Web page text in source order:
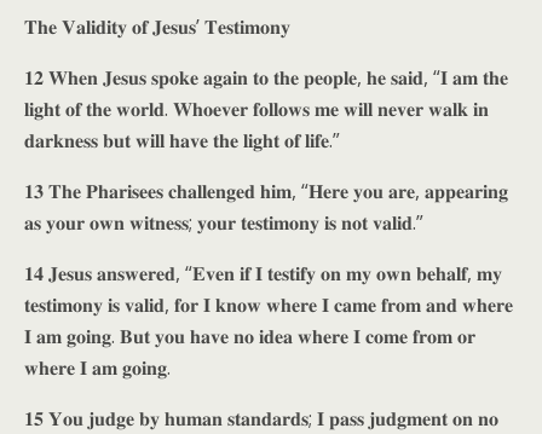
𝐓𝐡𝐞 𝐕𝐚𝐥𝐢𝐝𝐢𝐭𝐲 𝐨𝐟 𝐉𝐞𝐬𝐮𝐬’ 𝐓𝐞𝐬𝐭𝐢𝐦𝐨𝐧𝐲
𝟏𝟐 𝐖𝐡𝐞𝐧 𝐉𝐞𝐬𝐮𝐬 𝐬𝐩𝐨𝐤𝐞 𝐚𝐠𝐚𝐢𝐧 𝐭𝐨 𝐭𝐡𝐞 𝐩𝐞𝐨𝐩𝐥𝐞, 𝐡𝐞 𝐬𝐚𝐢𝐝, “𝐈 𝐚𝐦 𝐭𝐡𝐞
𝐥𝐢𝐠𝐡𝐭 𝐨𝐟 𝐭𝐡𝐞 𝐰𝐨𝐫𝐥𝐝. 𝐖𝐡𝐨𝐞𝐯𝐞𝐫 𝐟𝐨𝐥𝐥𝐨𝐰𝐬 𝐦𝐞 𝐰𝐢𝐥𝐥 𝐧𝐞𝐯𝐞𝐫 𝐰𝐚𝐥𝐤 𝐢𝐧
𝐝𝐚𝐫𝐤𝐧𝐞𝐬𝐬 𝐛𝐮𝐭 𝐰𝐢𝐥𝐥 𝐡𝐚𝐯𝐞 𝐭𝐡𝐞 𝐥𝐢𝐠𝐡𝐭 𝐨𝐟 𝐥𝐢𝐟𝐞.”
𝟏𝟑 𝐓𝐡𝐞 𝐏𝐡𝐚𝐫𝐢𝐬𝐞𝐞𝐬 𝐜𝐡𝐚𝐥𝐥𝐞𝐧𝐠𝐞𝐝 𝐡𝐢𝐦, “𝐇𝐞𝐫𝐞 𝐲𝐨𝐮 𝐚𝐫𝐞, 𝐚𝐩𝐩𝐞𝐚𝐫𝐢𝐧𝐠
𝐚𝐬 𝐲𝐨𝐮𝐫 𝐨𝐰𝐧 𝐰𝐢𝐭𝐧𝐞𝐬𝐬; 𝐲𝐨𝐮𝐫 𝐭𝐞𝐬𝐭𝐢𝐦𝐨𝐧𝐲 𝐢𝐬 𝐧𝐨𝐭 𝐯𝐚𝐥𝐢𝐝.”
𝟏𝟒 𝐉𝐞𝐬𝐮𝐬 𝐚𝐧𝐬𝐰𝐞𝐫𝐞𝐝, “𝐄𝐯𝐞𝐧 𝐢𝐟 𝐈 𝐭𝐞𝐬𝐭𝐢𝐟𝐲 𝐨𝐧 𝐦𝐲 𝐨𝐰𝐧 𝐛𝐞𝐡𝐚𝐥𝐟, 𝐦𝐲
𝐭𝐞𝐬𝐭𝐢𝐦𝐨𝐧𝐲 𝐢𝐬 𝐯𝐚𝐥𝐢𝐝, 𝐟𝐨𝐫 𝐈 𝐤𝐧𝐨𝐰 𝐰𝐡𝐞𝐫𝐞 𝐈 𝐜𝐚𝐦𝐞 𝐟𝐫𝐨𝐦 𝐚𝐧𝐝 𝐰𝐡𝐞𝐫𝐞
𝐈 𝐚𝐦 𝐠𝐨𝐢𝐧𝐠. 𝐁𝐮𝐭 𝐲𝐨𝐮 𝐡𝐚𝐯𝐞 𝐧𝐨 𝐢𝐝𝐞𝐚 𝐰𝐡𝐞𝐫𝐞 𝐈 𝐜𝐨𝐦𝐞 𝐟𝐫𝐨𝐦 𝐨𝐫
𝐰𝐡𝐞𝐫𝐞 𝐈 𝐚𝐦 𝐠𝐨𝐢𝐧𝐠.
𝟏𝟓 𝐘𝐨𝐮 𝐣𝐮𝐝𝐠𝐞 𝐛𝐲 𝐡𝐮𝐦𝐚𝐧 𝐬𝐭𝐚𝐧𝐝𝐚𝐫𝐝𝐬; 𝐈 𝐩𝐚𝐬𝐬 𝐣𝐮𝐝𝐠𝐦𝐞𝐧𝐭 𝐨𝐧 𝐧𝐨